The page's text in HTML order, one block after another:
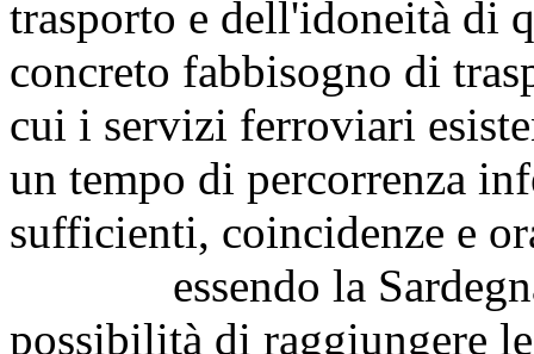
trasporto e dell'idoneità di
concreto fabbisogno di
cui i servizi ferroviari
un tempo di percorrenza
sufficienti, coincidenze e
essendo la Sardegna
possibilità di raggiungere